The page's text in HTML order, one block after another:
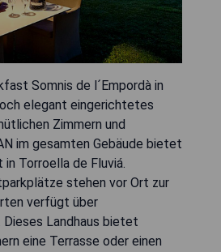
Somnis de l´Empordà in
elegant eingerichtetes
Zimmern und
im gesamten Gebäude bietet
Torroella de Fluviá.
stehen vor Ort zur
verfügt über
Landhaus bietet
eine Terrasse oder einen